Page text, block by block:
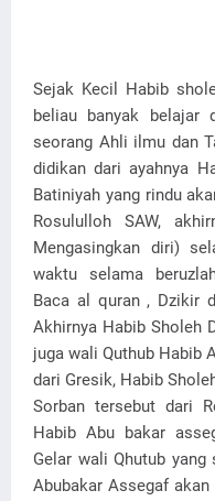
Sejak Kecil Habib
beliau banyak belajar
seorang Ahli ilmu dan
didikan dari ayahnya
Batiniyah yang rindu
Rosululloh SAW,
Mengasingkan diri)
waktu selama
Baca al quran , Dzikir
Akhirnya Habib Sholeh
juga wali Quthub Habib
dari Gresik, Habib
Sorban tersebut dari
Habib Abu bakar
Gelar wali Qhutub
Abubakar Assegaf